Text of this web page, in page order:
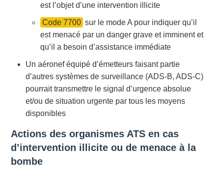
est l’objet d’une intervention illicite
Code 7700 sur le mode A pour indiquer qu’il
est menacé par un danger grave et imminent et
qu’il a besoin d’assistance immédiate
Un aéronef équipé d’émetteurs faisant partie
d’autres systèmes de surveillance (ADS-B, ADS-C)
pourrait transmettre le signal d’urgence absolue
et/ou de situation urgente par tous les moyens
disponibles
Actions des organismes ATS en cas
d’intervention illicite ou de menace à la
bombe